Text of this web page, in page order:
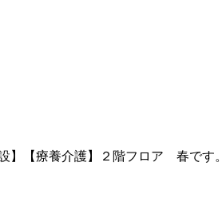
】【療養介護】２階フロア 春です。